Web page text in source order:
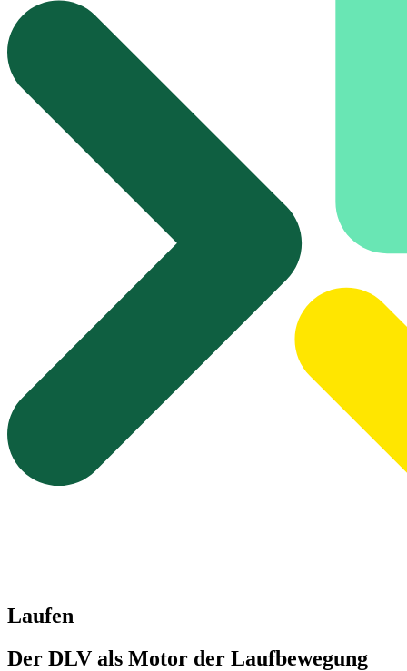
Laufen
Der DLV als Motor der Laufbewegung